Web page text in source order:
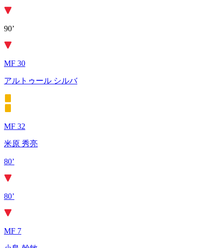
90’
MF 30
アルトゥール シルバ
MF 32
米原 秀亮
80’
80’
MF 7